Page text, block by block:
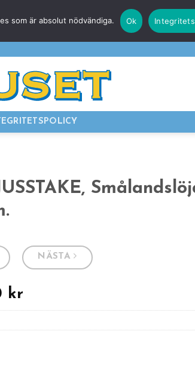
LOGGA IN
NÄSTA
kr
som är absolut nödvändiga. Ok